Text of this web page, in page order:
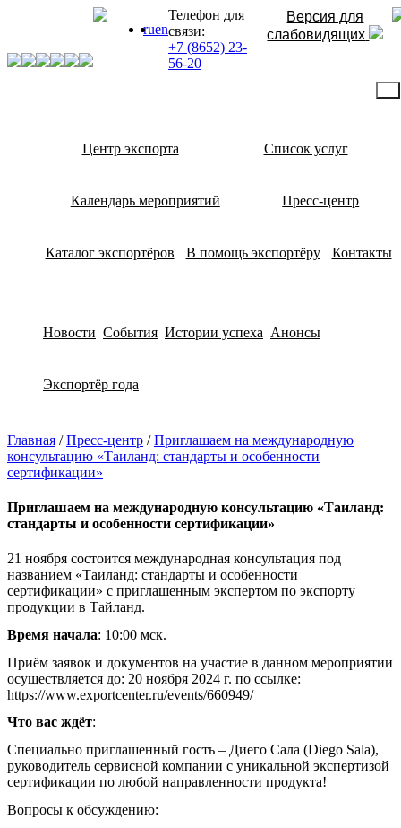
ruen
Телефон для
связи:
+7 (8652) 23-
56-20
Версия для
слабовидящих
Центр экспорта Список услуг
Календарь мероприятий Пресс-центр
Каталог экспортёров В помощь экспортёру Контакты
Новости События Истории успеха Анонсы
Экспортёр года
Главная /Пресс-центр /Приглашаем на международную
консультацию «Таиланд: стандарты и особенности
сертификации»
Приглашаем на международную консультацию «Таиланд:
стандарты и особенности сертификации»
21 ноября состоится международная консультация под
названием «Таиланд: стандарты и особенности
сертификации» с приглашенным экспертом по экспорту
продукции в Тайланд.
Время начала: 10:00 мск.
Приём заявок и документов на участие в данном мероприятии
осуществляется до: 20 ноября 2024 г. по ссылке:
https://www.exportcenter.ru/events/660949/
Что вас ждёт:
Специально приглашенный гость – Диего Сала (Diego Sala),
руководитель сервисной компании с уникальной экспертизой
сертификации по любой направленности продукта!
Вопросы к обсуждению: